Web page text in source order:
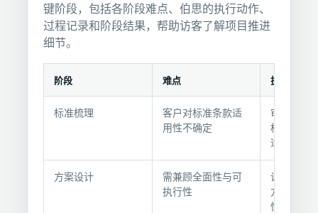
键阶段，包括各阶段难点、伯思的执行动作、
过程记录和阶段结果，帮助访客了解项目推进
细节。
程
与
阶段 难点 执行动作
标准梳理
客户对标准条款适
用性不确定
审核产品
档，梳理
适用标准
方案设计
需兼顾全面性与可
执行性
设计分三
方案：安
性、专项